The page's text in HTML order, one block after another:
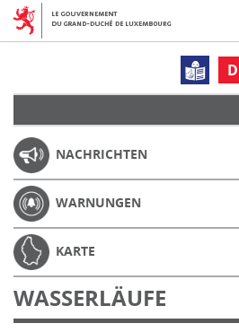
NACHRICHTEN
WARNUNGEN
KARTE
WASSERLÄUFE